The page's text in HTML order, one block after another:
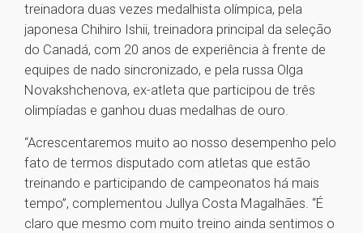
treinadora duas vezes medalhista olímpica, pela
japonesa Chihiro Ishii, treinadora principal da seleção
do Canadá, com 20 anos de experiência à frente de
equipes de nado sincronizado, e pela russa Olga
Novakshchenova, ex-atleta que participou de três
olimpíadas e ganhou duas medalhas de ouro.
“Acrescentaremos muito ao nosso desempenho pelo
fato de termos disputado com atletas que estão
treinando e participando de campeonatos há mais
tempo”, complementou Jullya Costa Magalhães. “É
claro que mesmo com muito treino ainda sentimos o